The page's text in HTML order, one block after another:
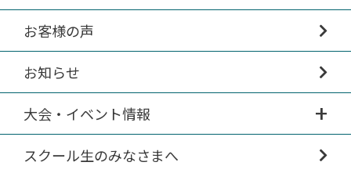
お客様の声
お知らせ
大会・イベント情報
スクール生のみなさまへ